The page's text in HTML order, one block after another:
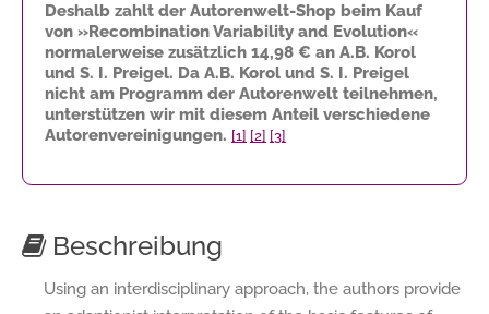
Deshalb zahlt der Autorenwelt-Shop beim Kauf
von »Recombination Variability and Evolution«
normalerweise zusätzlich 14,98 € an A.B. Korol
und S. I. Preigel. Da A.B. Korol und S. I. Preigel
nicht am Programm der Autorenwelt teilnehmen,
unterstützen wir mit diesem Anteil verschiedene
Autorenvereinigungen. [1] [2] [3]
Beschreibung
Using an interdisciplinary approach, the authors provide